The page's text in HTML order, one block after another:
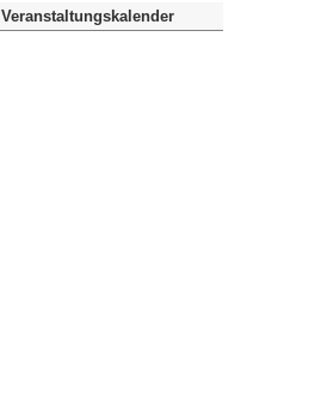
Veranstaltungskalender